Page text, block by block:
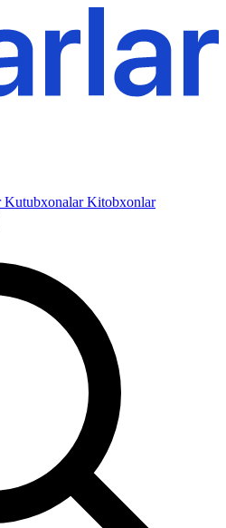
KutubxonalarKitobxonlar